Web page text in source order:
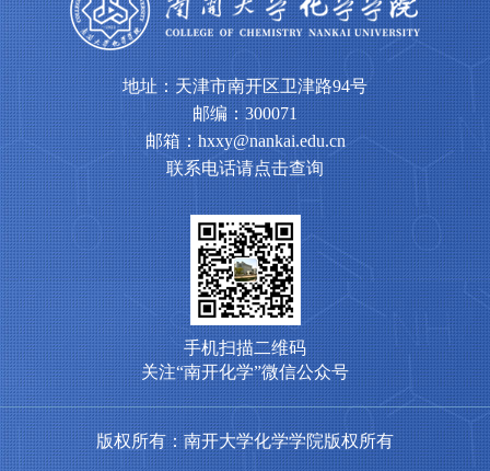
地址：天津市南开区卫津路94号
邮编：300071
邮箱：hxxy@nankai.edu.cn
联系电话请点击查询
手机扫描二维码
关注“南开化学”微信公众号
版权所有：南开大学化学学院版权所有